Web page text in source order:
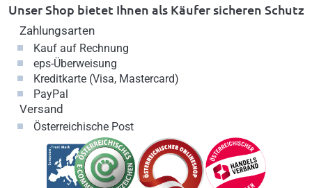
Unser Shop bietet Ihnen als Käufer sicheren Schutz
Zahlungsarten
Kauf auf Rechnung
eps-Überweisung
Kreditkarte (Visa, Mastercard)
PayPal
Versand
Österreichische Post